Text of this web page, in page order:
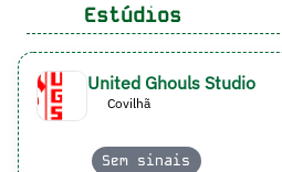
Estúdios
United Ghouls Studio
Covilhã
Sem sinais